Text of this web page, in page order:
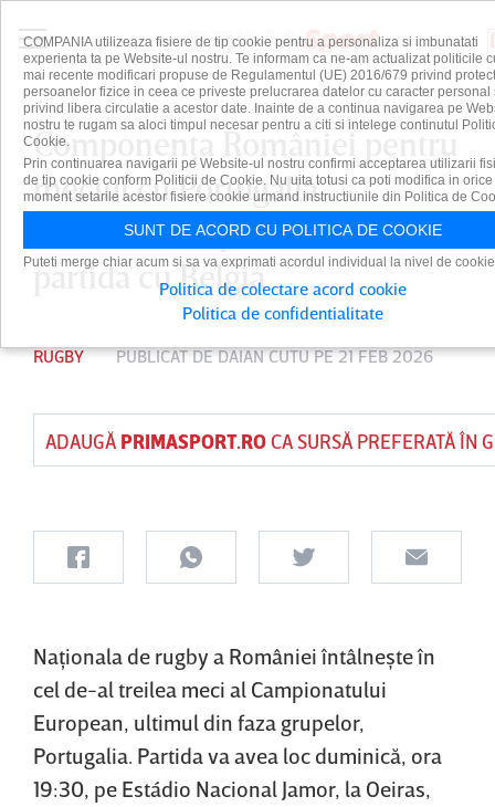
Componenţa României pentru
meciul cu Portugalia.
Schimbări în primul XV faţă de
partida cu Belgia
RUGBY PUBLICAT DEDAIAN CUTUPE 21 FEB 2026
ADAUGĂ PRIMASPORT.ROCA SURSĂ PREFERATĂ ÎN
Naţionala de rugby a României întâlneşte în
cel de-al treilea meci al Campionatului
European, ultimul din faza grupelor,
Portugalia. Partida va avea loc duminică, ora
19:30, pe Estádio Nacional Jamor, la Oeiras,
COMPANIA utilizeaza fisiere de tip cookie pentru a personaliza si imbunatati
experienta ta pe Website-ul nostru. Te informam ca ne-am actualizat politicile
mai recente modificari propuse de Regulamentul (UE) 2016/679 privind
persoanelor fizice in ceea ce priveste prelucrarea datelor cu caracter personal
privind libera circulatie a acestor date. Inainte de a continua navigarea pe
nostru te rugam sa aloci timpul necesar pentru a citi si intelege continutul
Cookie.
Prin continuarea navigarii pe Website-ul nostru confirmi acceptarea utilizarii
de tip cookie conform Politicii de Cookie. Nu uita totusi ca poti modifica in orice
moment setarile acestor fisiere cookie urmand instructiunile din Politica de
SUNT DE ACORD CU POLITICA DE COOKIE
Puteti merge chiar acum si sa va exprimati acordul individual la nivel de
Politica de colectare acord cookie
Politica de confidentialitate